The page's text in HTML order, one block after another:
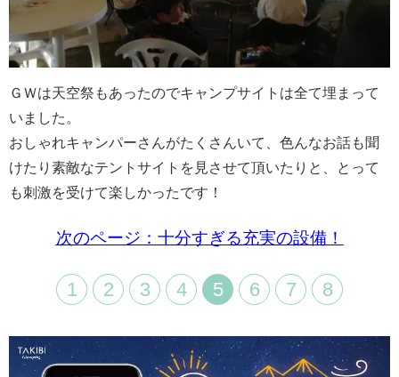
ＧＷは天空祭もあったのでキャンプサイトは全て埋まって
いました。
おしゃれキャンパーさんがたくさんいて、色んなお話も聞
けたり素敵なテントサイトを見させて頂いたりと、とって
も刺激を受けて楽しかったです！
次のページ：十分すぎる充実の設備！
1 2 3 4 5 6 7 8